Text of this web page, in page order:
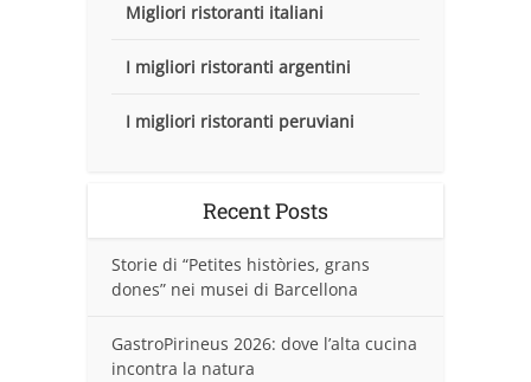
Migliori ristoranti italiani
I migliori ristoranti argentini
I migliori ristoranti peruviani
Recent Posts
Storie di “Petites històries, grans
dones” nei musei di Barcellona
GastroPirineus 2026: dove l’alta cucina
incontra la natura